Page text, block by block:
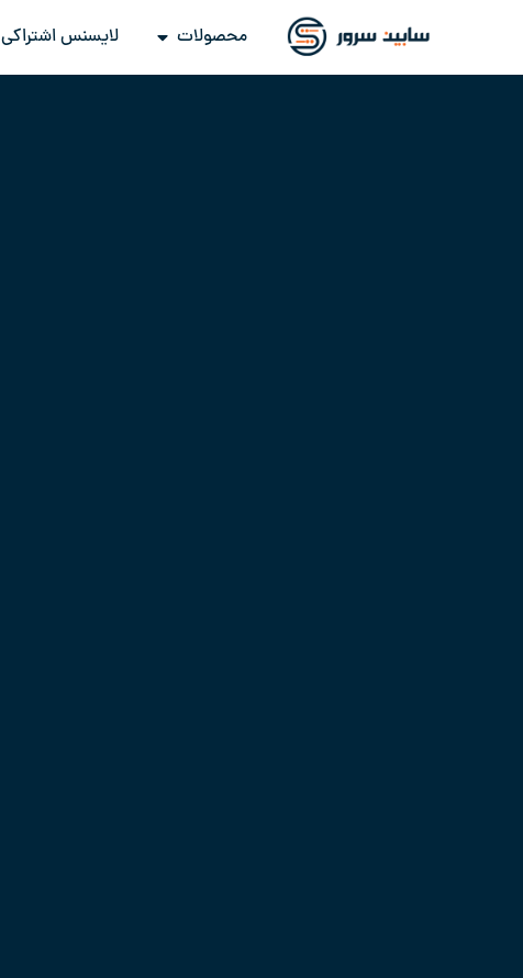
محصولات لایسنس اشتراکی